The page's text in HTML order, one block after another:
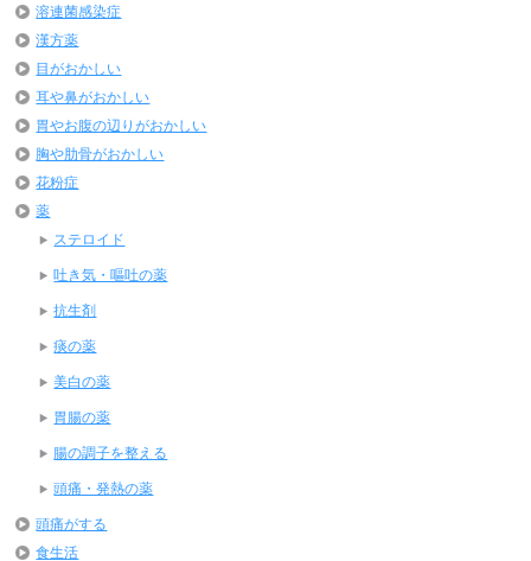
溶連菌感染症
漢方薬
目がおかしい
耳や鼻がおかしい
胃やお腹の辺りがおかしい
胸や肋骨がおかしい
花粉症
薬
ステロイド
吐き気・嘔吐の薬
抗生剤
痰の薬
美白の薬
胃腸の薬
腸の調子を整える
頭痛・発熱の薬
頭痛がする
食生活